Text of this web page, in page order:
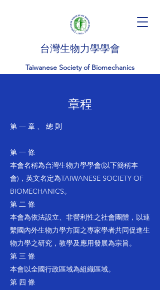
台灣生物力學學會
Taiwanese Society of Biomechanics
​​章程
第 一 章 、 總 則
第 一 條
本會名稱為台灣生物力學學會(以下簡稱本
會)，英文名定為TAIWANESE SOCIETY OF
BIOMECHANICS。
第 二 條
本會為依法設立、非營利性之社會團體，以連
繫國內外生物力學方面之專家學者共同促進生
物力學之研究，教學及應用發展為宗旨。
第 三 條
本會以全國行政區域為組織區域。
第 四 條